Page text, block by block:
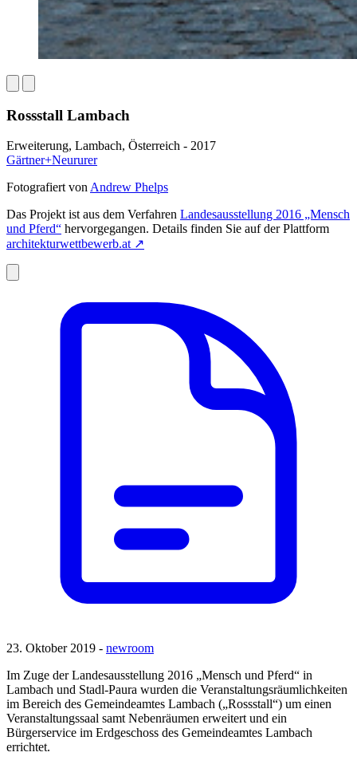
Rossstall Lambach
Erweiterung, Lambach, Österreich - 2017
Gärtner+Neururer
Fotografiert vonAndrew Phelps
Das Projekt ist aus dem Verfahren Landesausstellung 2016 „Mensch
und Pferd“ hervorgegangen. Details finden Sie auf der Plattform
architekturwettbewerb.at ↗
23. Oktober 2019 - newroom
Im Zuge der Landesausstellung 2016 „Mensch und Pferd“ in
Lambach und Stadl-Paura wurden die Veranstaltungsräumlichkeiten
im Bereich des Gemeindeamtes Lambach („Rossstall“) um einen
Veranstaltungssaal samt Nebenräumen erweitert und ein
Bürgerservice im Erdgeschoss des Gemeindeamtes Lambach
errichtet.